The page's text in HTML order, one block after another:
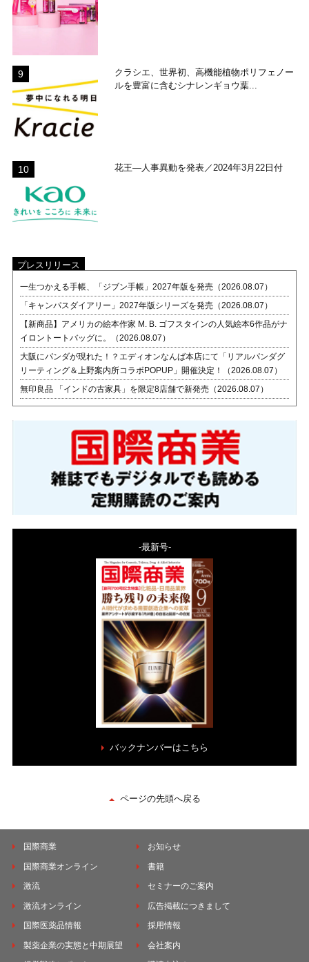
クラシエ、世界初、高機能植物ポリフェノー
ルを豊富に含むシナレンギョウ葉...
花王―人事異動を発表／2024年3月22日付
プレスリリース
一生つかえる手帳、「ジブン手帳」2027年版を発売（2026.08.07）
「キャンパスダイアリー」2027年版シリーズを発売（2026.08.07）
【新商品】アメリカの絵本作家 M. B. ゴフスタインの人気絵本6作品がナ
イロントートバッグに。（2026.08.07）
大阪にパンダが現れた！？エディオンなんば本店にて「リアルパンダグ
リーティング＆上野案内所コラボPOPUP」開催決定！（2026.08.07）
無印良品 「インドの古家具」を限定8店舗で新発売（2026.08.07）
-最新号-
バックナンバーはこちら
ページの先頭へ戻る
国際商業
国際商業オンライン
激流
激流オンライン
国際医薬品情報
製薬企業の実態と中期展望
お知らせ
書籍
セミナーのご案内
広告掲載につきまして
採用情報
会社案内